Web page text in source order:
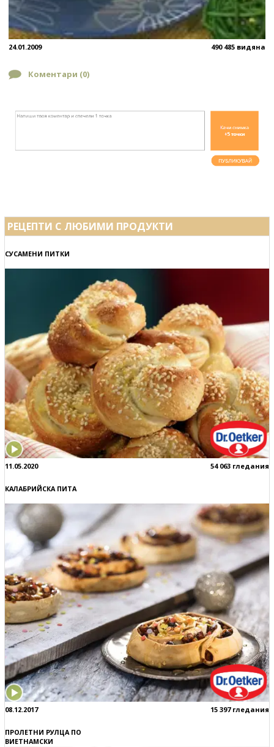
24.01.2009 490 485 видяна
Коментари (0)
РЕЦЕПТИ С ЛЮБИМИ ПРОДУКТИ
СУСАМЕНИ ПИТКИ
11.05.2020 54 063 гледания
КАЛАБРИЙСКА ПИТА
08.12.2017 15 397 гледания
ПРОЛЕТНИ РУЛЦА ПО
ВИЕТНАМСКИ